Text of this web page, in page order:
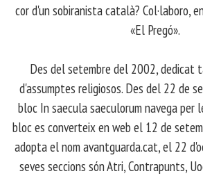
cor d'un sobiranista català? Col·laboro,
«El Pregó».
Des del setembre del 2002, dedicat
d'assumptes religiosos. Des del 22 de
bloc In saecula saeculorum navega per
bloc es converteix en web el 12 de
adopta el nom avantguarda.cat, el 22
seves seccions són Atri, Contrapunts,